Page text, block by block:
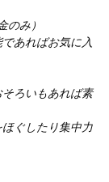
のみ）
であればお気に入
そろいもあれば素
ほぐしたり集中力